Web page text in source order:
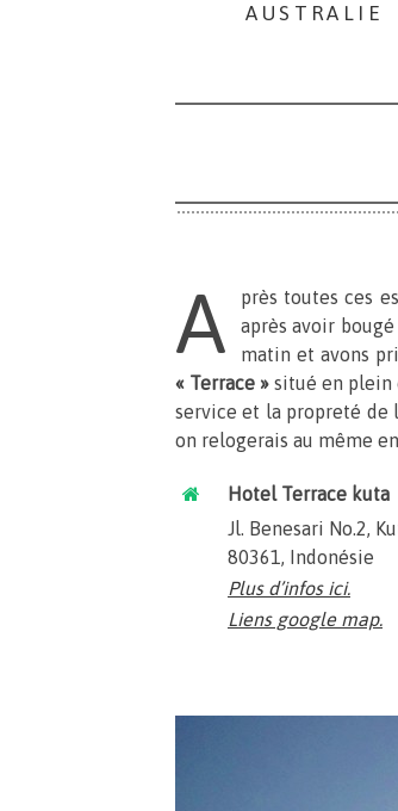
AUSTRALIE
A près toutes ces
après avoir
matin et avons
« Terrace » situé en plein
service et la propreté de
on relogerais au même
Hotel Terrace kuta
Jl. Benesari No.2,
80361, Indonésie
Plus d’infos ici.
Liens google map.